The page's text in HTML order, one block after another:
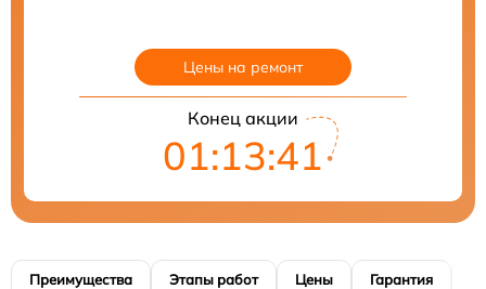
Цены на ремонт
Конец акции
01:13:40
Преимущества Этапы работ Цены Гарантия